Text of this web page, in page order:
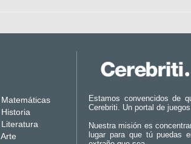
Matemáticas
Historia
Literatura
Arte
Estamos convencidos de
Cerebriti. Un portal de
Nuestra misión es
lugar para que tú puedas